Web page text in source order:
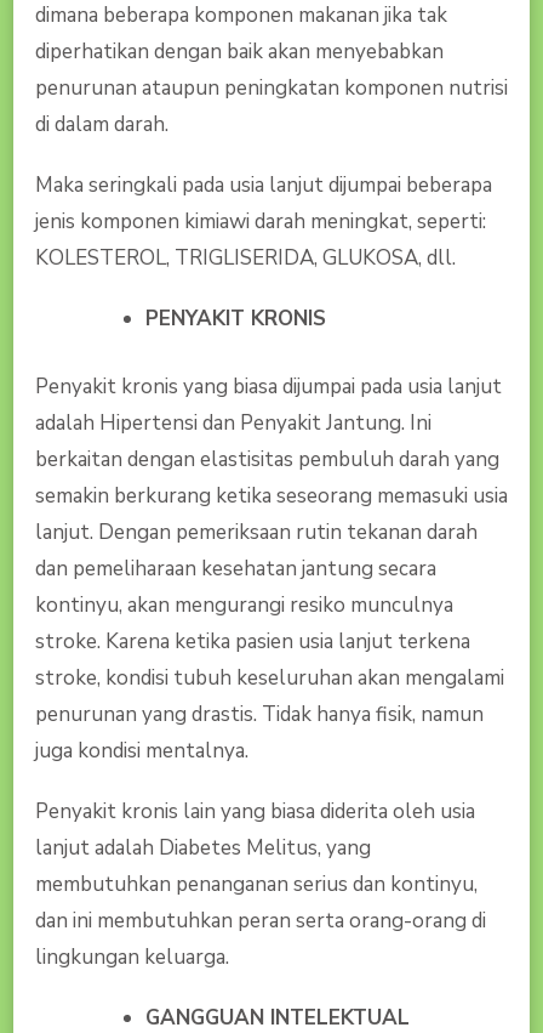
dimana beberapa komponen makanan jika tak
diperhatikan dengan baik akan menyebabkan
penurunan ataupun peningkatan komponen nutrisi
di dalam darah.
Maka seringkali pada usia lanjut dijumpai beberapa
jenis komponen kimiawi darah meningkat, seperti:
KOLESTEROL, TRIGLISERIDA, GLUKOSA, dll.
PENYAKIT KRONIS
Penyakit kronis yang biasa dijumpai pada usia lanjut
adalah Hipertensi dan Penyakit Jantung. Ini
berkaitan dengan elastisitas pembuluh darah yang
semakin berkurang ketika seseorang memasuki usia
lanjut. Dengan pemeriksaan rutin tekanan darah
dan pemeliharaan kesehatan jantung secara
kontinyu, akan mengurangi resiko munculnya
stroke. Karena ketika pasien usia lanjut terkena
stroke, kondisi tubuh keseluruhan akan mengalami
penurunan yang drastis. Tidak hanya fisik, namun
juga kondisi mentalnya.
Penyakit kronis lain yang biasa diderita oleh usia
lanjut adalah Diabetes Melitus, yang
membutuhkan penanganan serius dan kontinyu,
dan ini membutuhkan peran serta orang-orang di
lingkungan keluarga.
GANGGUAN INTELEKTUAL